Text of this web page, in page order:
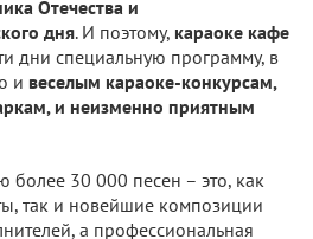
Отечества и
дня. И поэтому, караоке кафе
дни специальную программу, в
и веселым караоке-конкурсам,
и неизменно приятным
30 000 песен – это, как
так и новейшие композиции
а профессиональная